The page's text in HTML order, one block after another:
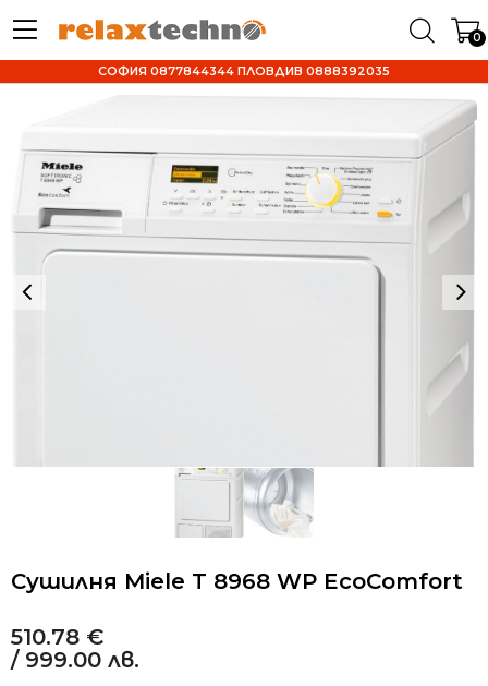
0
СОФИЯ 0877844344 ПЛОВДИВ 0888392035
Сушилня Miele T 8968 WP EcoComfort
510.78 €
/ 999.00 лв.